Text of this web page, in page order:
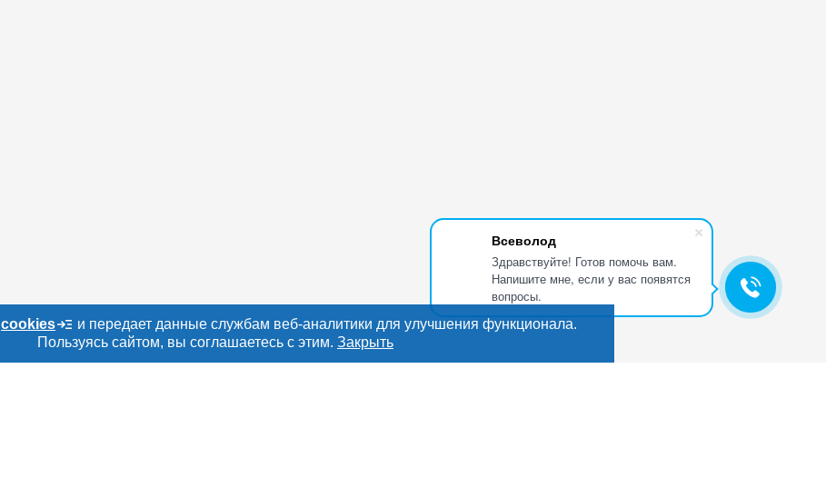
Всеволод
Здравствуйте! Готов помочь вам.
Напишите мне, если у вас появятся
вопросы.
cookies
и передает данные службам веб-аналитики для улучшения функционала.
Пользуясь сайтом, вы соглашаетесь с этим. Закрыть